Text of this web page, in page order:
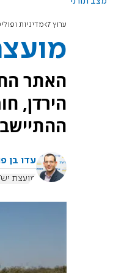
ערוץ 7 מדיניות
האתר
הירדן,
עדו בן
מועצת